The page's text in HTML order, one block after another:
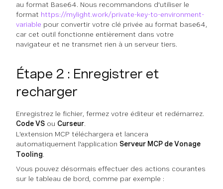
au format Base64. Nous recommandons d'utiliser le
format https://mylight.work/private-key-to-environment-
variable pour convertir votre clé privée au format base64,
car cet outil fonctionne entièrement dans votre
navigateur et ne transmet rien à un serveur tiers.
Étape 2 : Enregistrer et
recharger
Enregistrez le fichier, fermez votre éditeur et redémarrez.
Code VS ou Curseur.
L'extension MCP téléchargera et lancera
automatiquement l'application Serveur MCP de Vonage
Tooling.
Vous pouvez désormais effectuer des actions courantes
sur le tableau de bord, comme par exemple :